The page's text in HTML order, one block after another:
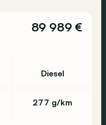
89 989 €
Diesel
277 g/km